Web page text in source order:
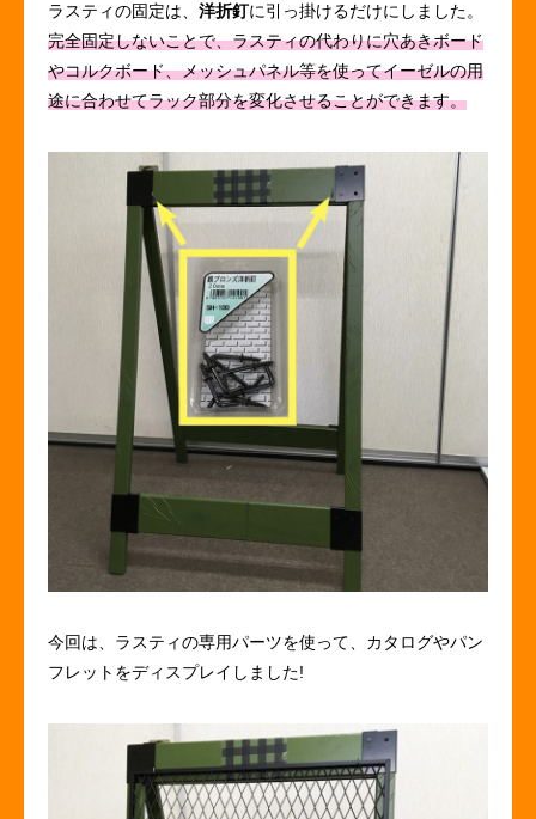
ラスティの固定は、 洋折釘に引っ掛けるだけにしました。
完全固定しないことで、ラスティの代わりに穴あきボード
やコルクボード、メッシュパネル等を使ってイーゼルの用
途に合わせてラック部分を変化させることができます。
今回は、ラスティの専用パーツを使って、カタログやパン
フレットをディスプレイしました!